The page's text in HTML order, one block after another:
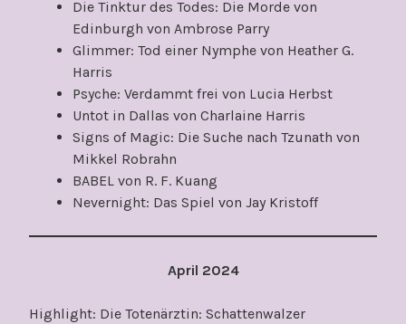
Die Tinktur des Todes: Die Morde von
Edinburgh von Ambrose Parry
Glimmer: Tod einer Nymphe von Heather G.
Harris
Psyche: Verdammt frei von Lucia Herbst
Untot in Dallas von Charlaine Harris
Signs of Magic: Die Suche nach Tzunath von
Mikkel Robrahn
BABEL von R. F. Kuang
Nevernight: Das Spiel von Jay Kristoff
April 2024
Highlight: Die Totenärztin: Schattenwalzer